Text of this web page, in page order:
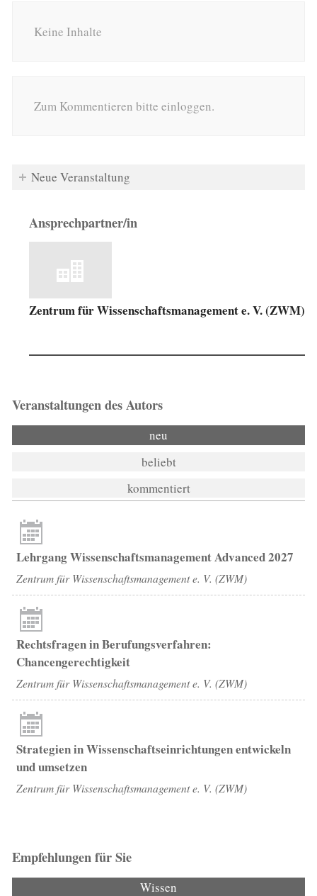
Keine Inhalte
Zum Kommentieren bitte einloggen.
Neue Veranstaltung
Ansprechpartner/in
Zentrum für Wissenschaftsmanagement e. V. (ZWM)
Veranstaltungen des Autors
neu
beliebt
kommentiert
Lehrgang Wissenschaftsmanagement Advanced 2027
Zentrum für Wissenschaftsmanagement e. V. (ZWM)
Rechtsfragen in Berufungsverfahren:
Chancengerechtigkeit
Zentrum für Wissenschaftsmanagement e. V. (ZWM)
Strategien in Wissenschaftseinrichtungen entwickeln
und umsetzen
Zentrum für Wissenschaftsmanagement e. V. (ZWM)
Empfehlungen für Sie
Wissen